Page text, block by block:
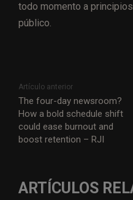
todo momento a
público.
Artículo anterior
The four-day newsroom?
How a bold schedule shift
could ease burnout and
boost retention – RJI
ARTÍCULOS